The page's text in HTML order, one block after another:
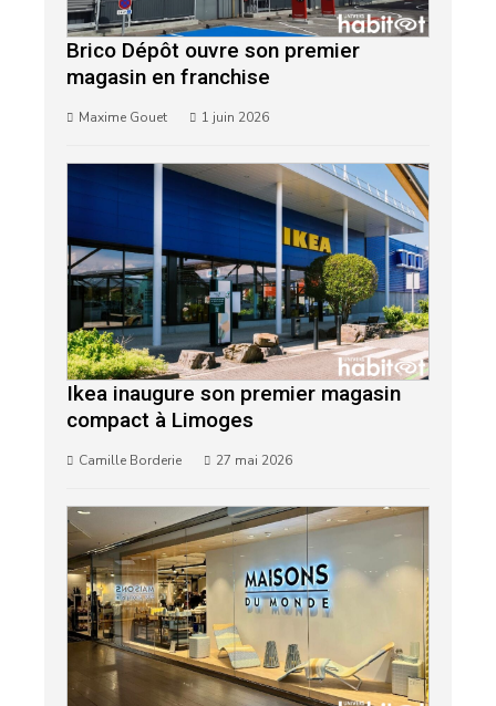
Brico Dépôt ouvre son premier
magasin en franchise
Maxime Gouet 1 juin 2026
Ikea inaugure son premier magasin
compact à Limoges
Camille Borderie 27 mai 2026